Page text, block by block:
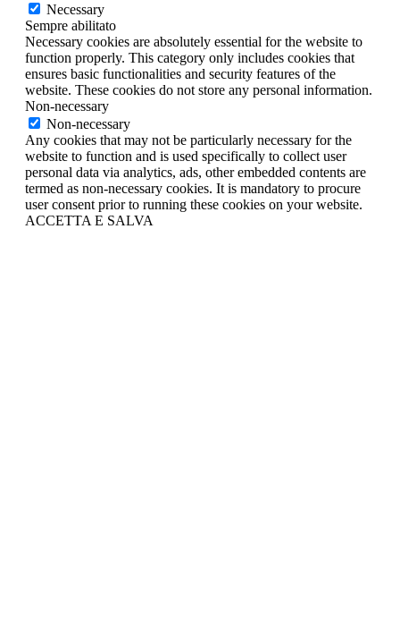
Necessary
Sempre abilitato
Necessary cookies are absolutely essential for the website to
function properly. This category only includes cookies that
ensures basic functionalities and security features of the
website. These cookies do not store any personal information.
Non-necessary
Non-necessary
Any cookies that may not be particularly necessary for the
website to function and is used specifically to collect user
personal data via analytics, ads, other embedded contents are
termed as non-necessary cookies. It is mandatory to procure
user consent prior to running these cookies on your website.
ACCETTA E SALVA